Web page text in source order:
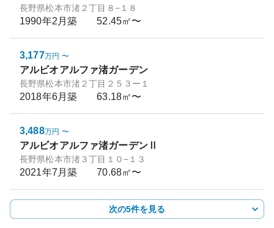
長野県松本市渚２丁目８−１８
1990年2月築 52.45㎡〜
3,177万円 〜
アルビオアルファ渚ガーデン
長野県松本市渚２丁目２５３ー１
2018年6月築 63.18㎡〜
3,488万円 〜
アルビオアルファ渚ガーデンⅡ
長野県松本市渚３丁目１０−１３
2021年7月築 70.68㎡〜
次の5件を見る